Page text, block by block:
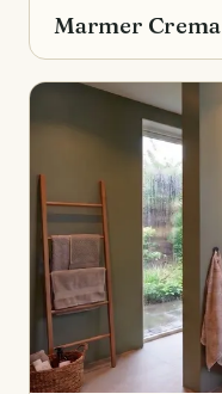
Marmer Crema